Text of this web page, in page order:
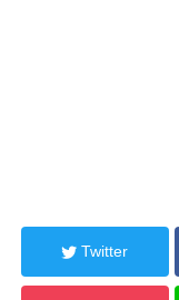
Twitter